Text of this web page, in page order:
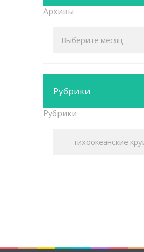
Архивы
Рубрики
Рубрики